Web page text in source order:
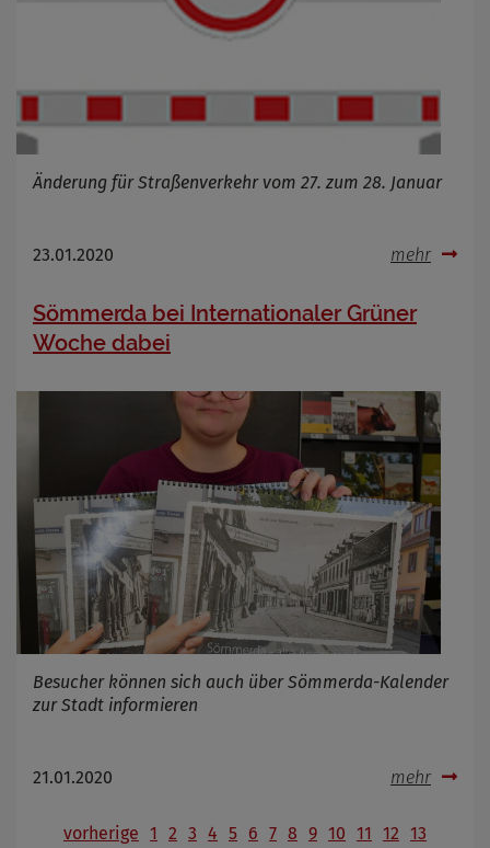
Änderung für Straßenverkehr vom 27. zum 28. Januar
23.01.2020 mehr
Sömmerda bei Internationaler Grüner
Woche dabei
Besucher können sich auch über Sömmerda-Kalender
zur Stadt informieren
21.01.2020 mehr
vorherige 1 2 3 4 5 6 7 8 9 10 11 12 13